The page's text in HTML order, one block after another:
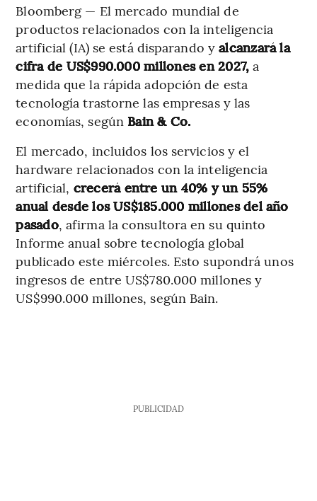
Bloomberg — El mercado mundial de
productos relacionados con la inteligencia
artificial (IA) se está disparando yalcanzará la
cifra de US$990.000 millones en 2027, a
medida que la rápida adopción de esta
tecnología trastorne las empresas y las
economías, según Bain & Co.
El mercado, incluidos los servicios y el
hardware relacionados con la inteligencia
artificial, crecerá entre un 40% y un 55%
anual desde los US$185.000 millones del año
pasado, afirma la consultora en su quinto
Informe anual sobre tecnología global
publicado este miércoles. Esto supondrá unos
ingresos de entre US$780.000 millones y
US$990.000 millones, según Bain.
PUBLICIDAD